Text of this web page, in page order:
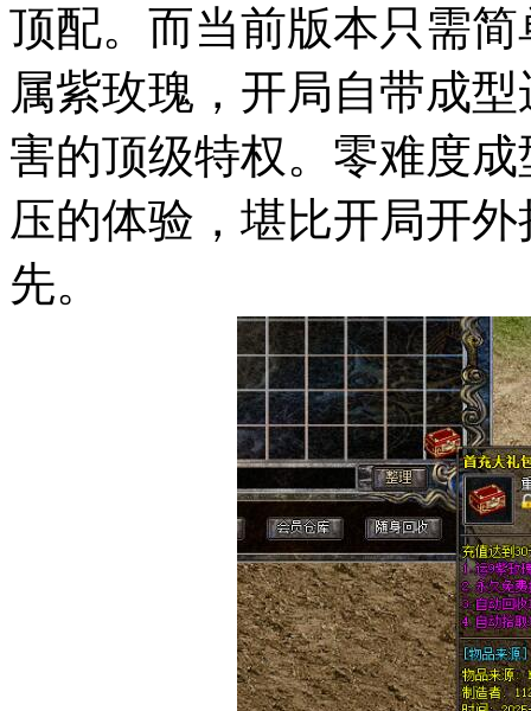
顶配。而当前版本只需
属紫玫瑰，开局自带成
害的顶级特权。零难度
压的体验，堪比开局开
先。